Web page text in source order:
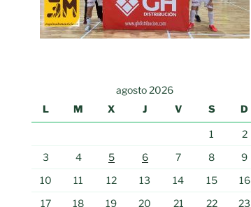
agosto 2026
L
M X J V S D
1
2
3
4 5 6 7 8
9
10
11 12 13 14 15
16
17
18 19 20 21 22
23